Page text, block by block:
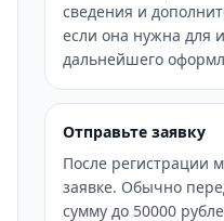
сведения и
если она нужна для
дальнейшего
Отправьте заявку
После регистрации
заявке. Обычно
сумму до 50000